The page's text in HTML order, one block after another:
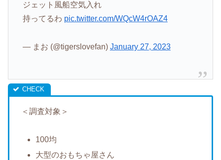
ジェット風船空気入れ
持ってるわ pic.twitter.com/WQcW4rOAZ4
— まお (@tigerslovefan) January 27, 2023
＜調査対象＞
100均
大型のおもちゃ屋さん